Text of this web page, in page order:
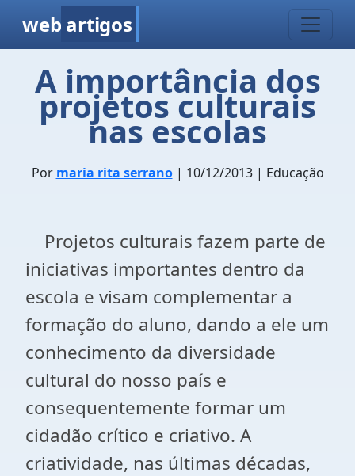
web artigos
A importância dos
projetos culturais
nas escolas
Por maria rita serrano| 10/12/2013 | Educação
Projetos culturais fazem parte de
iniciativas importantes dentro da
escola e visam complementar a
formação do aluno, dando a ele um
conhecimento da diversidade
cultural do nosso país e
consequentemente formar um
cidadão crítico e criativo. A
criatividade, nas últimas décadas,